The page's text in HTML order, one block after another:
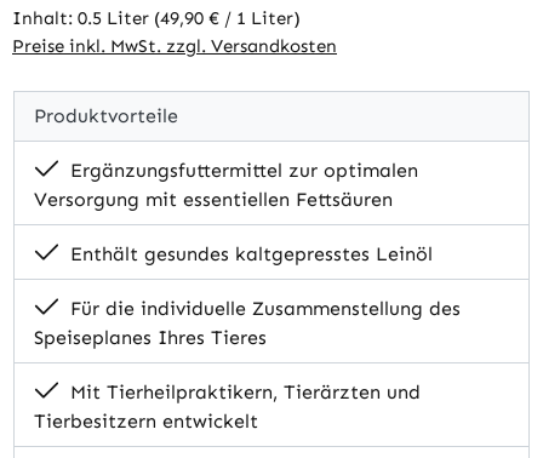
Inhalt: 0.5 Liter (49,90 € / 1 Liter)
Preise inkl. MwSt. zzgl. Versandkosten
Produktvorteile
Ergänzungsfuttermittel zur optimalen
Versorgung mit essentiellen Fettsäuren
Enthält gesundes kaltgepresstes Leinöl
Für die individuelle Zusammenstellung des
Speiseplanes Ihres Tieres
Mit Tierheilpraktikern, Tierärzten und
Tierbesitzern entwickelt